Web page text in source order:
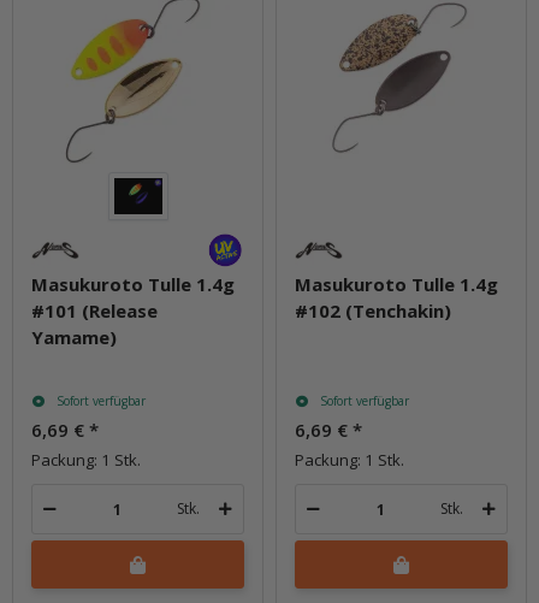
Masukuroto Tulle 1.4g
#101 (Release
Yamame)
Sofort verfügbar
6,69 € *
Packung: 1 Stk.
Stk.
Masukuroto Tulle 1.4g
#102 (Tenchakin)
Sofort verfügbar
6,69 € *
Packung: 1 Stk.
Stk.